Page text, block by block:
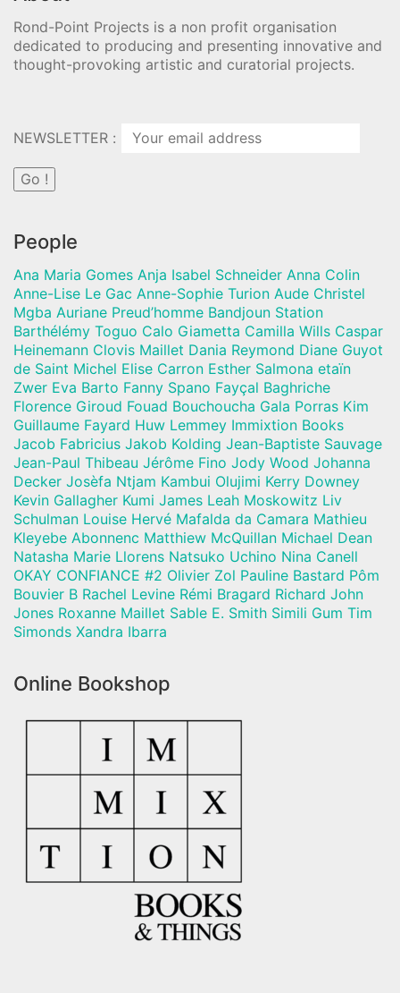
Rond-Point Projects is a non profit organisation
dedicated to producing and presenting innovative and
thought-provoking artistic and curatorial projects.
NEWSLETTER :
People
Ana Maria Gomes Anja Isabel Schneider Anna Colin
Anne-Lise Le Gac Anne-Sophie Turion Aude Christel
Mgba Auriane Preud’homme Bandjoun Station
Barthélémy Toguo Calo Giametta Camilla Wills Caspar
Heinemann Clovis Maillet Dania Reymond Diane Guyot
de Saint Michel Elise Carron Esther Salmona etaïn
Zwer Eva Barto Fanny Spano Fayçal Baghriche
Florence Giroud Fouad Bouchoucha Gala Porras Kim
Guillaume Fayard Huw Lemmey Immixtion Books
Jacob Fabricius Jakob Kolding Jean-Baptiste Sauvage
Jean-Paul Thibeau Jérôme Fino Jody Wood Johanna
Decker Josèfa Ntjam Kambui Olujimi Kerry Downey
Kevin Gallagher Kumi James Leah Moskowitz Liv
Schulman Louise Hervé Mafalda da Camara Mathieu
Kleyebe Abonnenc Matthiew McQuillan Michael Dean
Natasha Marie Llorens Natsuko Uchino Nina Canell
OKAY CONFIANCE #2 Olivier Zol Pauline Bastard Pôm
Bouvier B Rachel Levine Rémi Bragard Richard John
Jones Roxanne Maillet Sable E. Smith Simili Gum Tim
Simonds Xandra Ibarra
Online Bookshop